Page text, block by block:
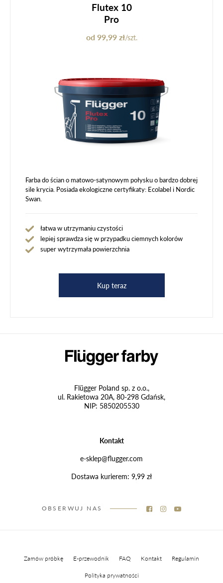
Flutex 10
Pro
od 99,99 zł/szt.
Farba do ścian o matowo-satynowym połysku o bardzo dobrej
sile krycia. Posiada ekologiczne certyfikaty: Ecolabel i Nordic
Swan.
łatwa w utrzymaniu czystości
lepiej sprawdza się w przypadku ciemnych kolorów
super wytrzymała powierzchnia
Kup teraz
Flügger Poland sp. z o.o.,
ul. Rakietowa 20A, 80-298 Gdańsk,
NIP: 5850205530
Kontakt
e-sklep@flugger.com
Dostawa kurierem: 9,99 zł
OBSERWUJ NAS
Zamów próbkę E-przewodnik FAQ Kontakt
Regulamin
Polityka prywatności